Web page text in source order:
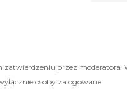
zatwierdzeniu przez
osoby zalogowane.